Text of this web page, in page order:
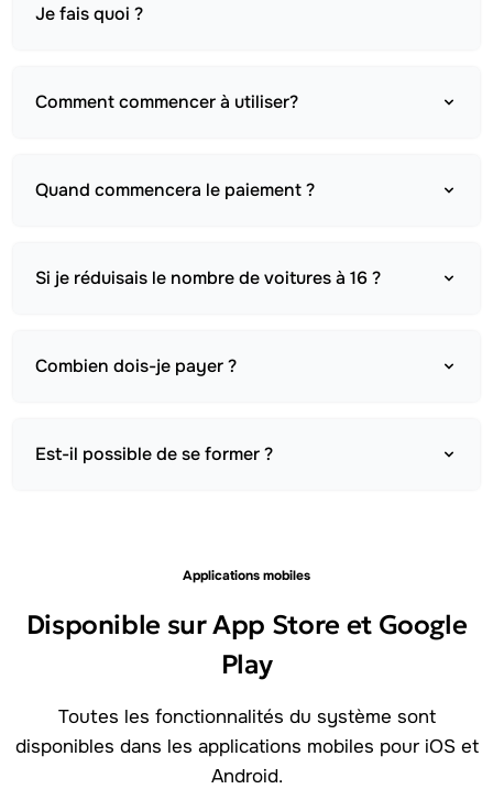
Je fais quoi ?
Comment commencer à utiliser?
Quand commencera le paiement ?
Si je réduisais le nombre de voitures à 16 ?
Combien dois-je payer ?
Est-il possible de se former ?
Applications mobiles
Disponible sur App Store et Google
Play
Toutes les fonctionnalités du système sont
disponibles dans les applications mobiles pour iOS et
Android.